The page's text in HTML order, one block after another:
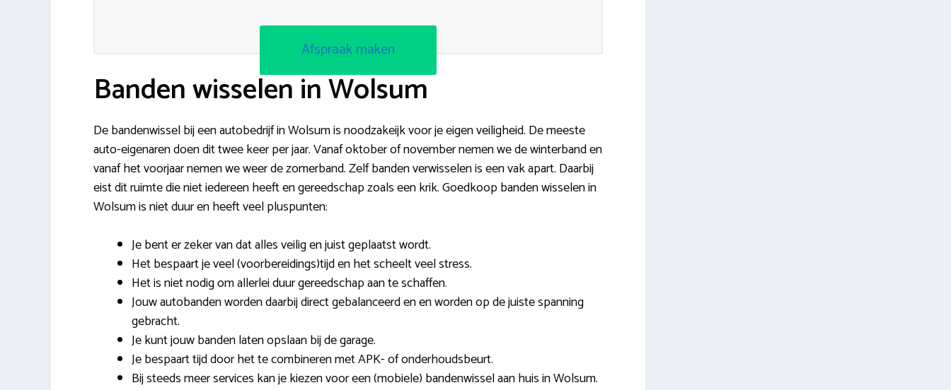
Afspraak maken
Banden wisselen in Wolsum
De bandenwissel bij een autobedrijf in Wolsum is noodzakeijk voor je eigen veiligheid. De meeste
auto-eigenaren doen dit twee keer per jaar. Vanaf oktober of november nemen we de winterband en
vanaf het voorjaar nemen we weer de zomerband. Zelf banden verwisselen is een vak apart. Daarbij
eist dit ruimte die niet iedereen heeft en gereedschap zoals een krik. Goedkoop banden wisselen in
Wolsum is niet duur en heeft veel pluspunten:
Je bent er zeker van dat alles veilig en juist geplaatst wordt.
Het bespaart je veel (voorbereidings)tijd en het scheelt veel stress.
Het is niet nodig om allerlei duur gereedschap aan te schaffen.
Jouw autobanden worden daarbij direct gebalanceerd en en worden op de juiste spanning
gebracht.
Je kunt jouw banden laten opslaan bij de garage.
Je bespaart tijd door het te combineren met APK- of onderhoudsbeurt.
Bij steeds meer services kan je kiezen voor een (mobiele) bandenwissel aan huis in Wolsum.